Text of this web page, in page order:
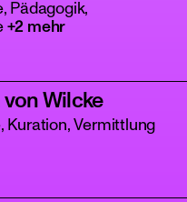
Pädagogik,
+2 mehr
von Wilcke
Kuration, Vermittlung